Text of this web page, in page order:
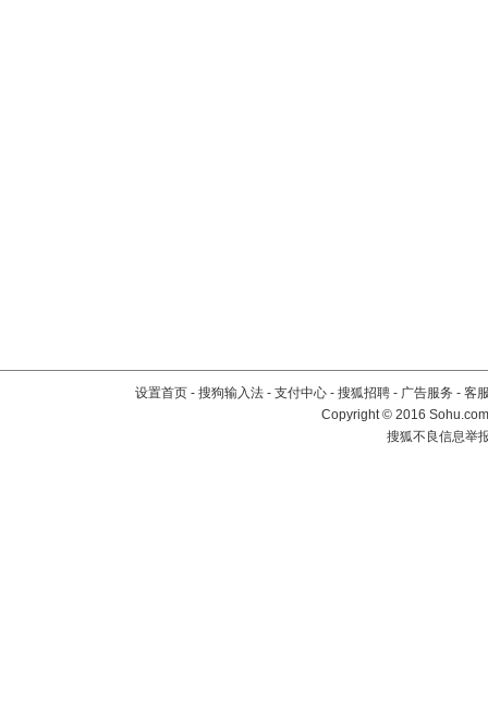
设置首页 - 搜狗输入法 - 支付中心 - 搜狐招聘 - 广告服务 - 客
Copyright©2016
搜狐不良信息举